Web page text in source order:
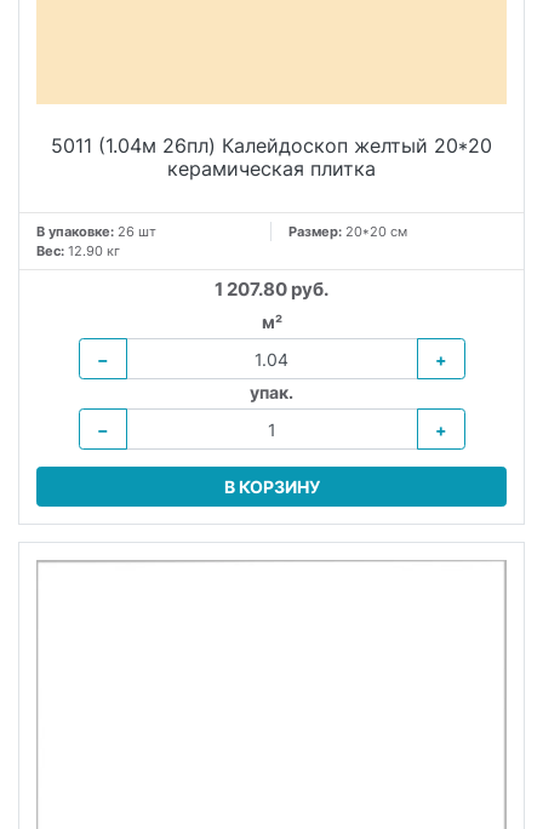
5011 (1.04м 26пл) Калейдоскоп желтый 20*20
керамическая плитка
В упаковке: 26 шт Размер: 20*20 см
Вес: 12.90 кг
1 207.80 руб.
м²
−
+
упак.
−
+
В КОРЗИНУ